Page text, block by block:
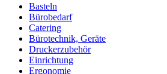
Basteln
Bürobedarf
Catering
Bürotechnik, Geräte
Druckerzubehör
Einrichtung
Ergonomie